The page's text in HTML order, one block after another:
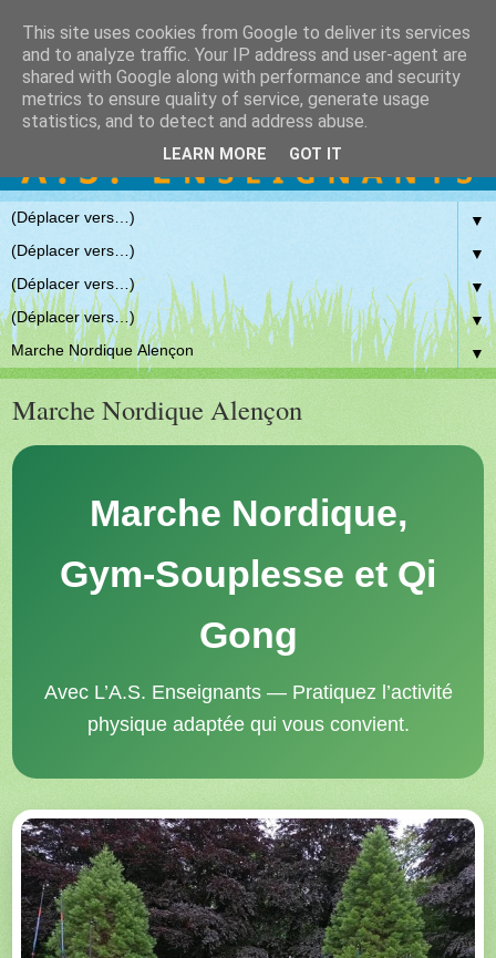
▼
▼
▼
▼
▼
Marche Nordique Alençon
Marche Nordique,
Gym-Souplesse et Qi
Gong
Avec L’A.S. Enseignants — Pratiquez l’activité
physique adaptée qui vous convient.
This site uses cookies from Google to deliver its services
and to analyze traffic. Your IP address and user-agent are
shared with Google along with performance and security
metrics to ensure quality of service, generate usage
statistics, and to detect and address abuse.
LEARN MORE GOT IT